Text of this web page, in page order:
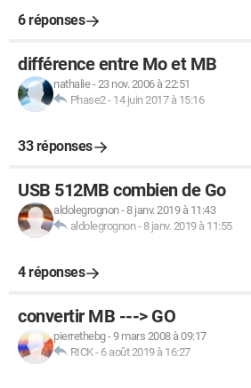
6 réponses
différence entre Mo et MB
nathalie-23 nov. 2006 à 22:51
Phase2- 14 juin 2017 à 15:16
33 réponses
USB 512MB combien de Go
aldolegrognon-8 janv. 2019 à 11:43
aldolegrognon- 8 janv. 2019 à 11:55
4 réponses
convertir MB ---> GO
pierrethebg-9 mars 2008 à 09:17
RICK- 6 août 2019 à 16:27